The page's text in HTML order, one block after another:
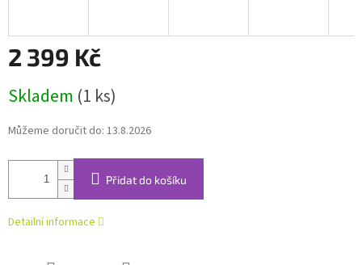
2 399 Kč
cena:
Skladem (1 ks)
Můžeme doručit do: 13.8.2026
Přidat do košíku
Detailní informace